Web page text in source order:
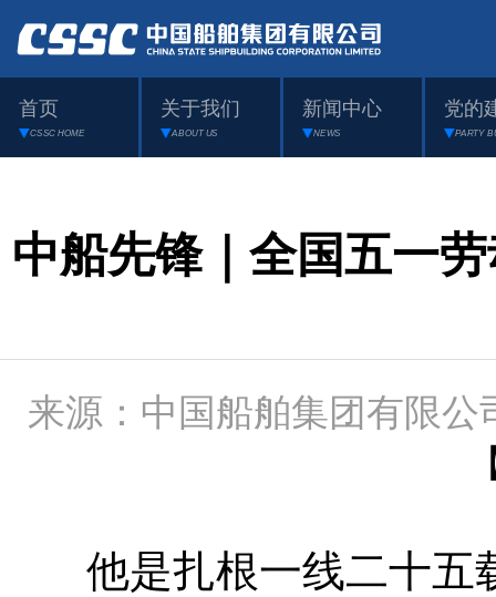
首页
CSSC HOME
关于我们
ABOUT US
新闻中心
NEWS
党的
PARTY
中船先锋｜全国五一
来源：中国船舶集团
他是扎根一线二十五